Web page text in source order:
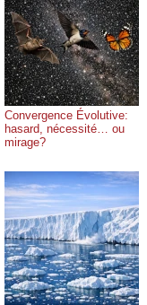
Convergence Évolutive:
hasard, nécessité… ou
mirage?